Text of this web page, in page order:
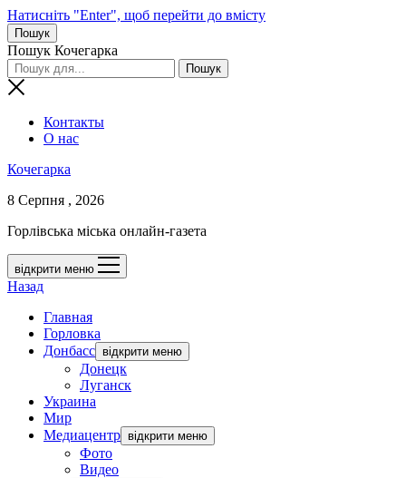
Натисніть "Enter", щоб перейти до вмісту
Пошук
Пошук Кочегарка
Контакты
О нас
Кочегарка
8 Серпня , 2026
Горлівська міська онлайн-газета
відкрити меню
Назад
Главная
Горловка
Донбасс відкрити меню
Донецк
Луганск
Украина
Мир
Медиацентр відкрити меню
Фото
Видео